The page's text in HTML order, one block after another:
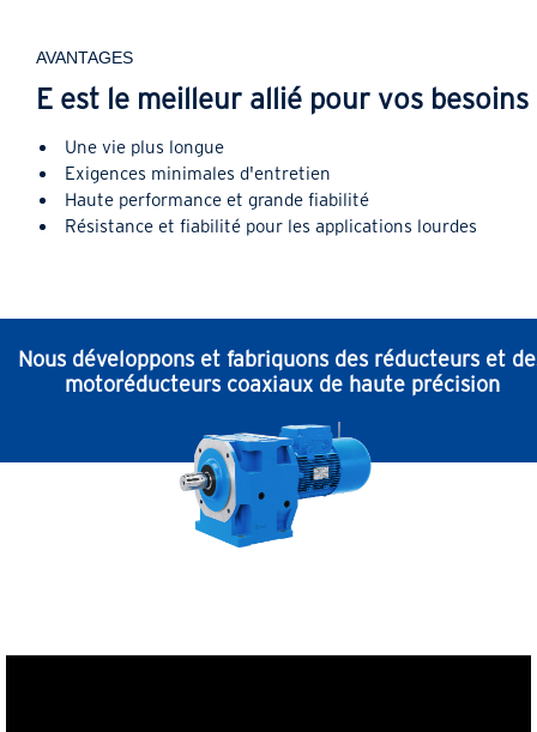
AVANTAGES
E est le meilleur allié pour vos besoins
Une vie plus longue
Exigences minimales d'entretien
Haute performance et grande fiabilité
Résistance et fiabilité pour les applications lourdes
Nous développons et fabriquons des réducteurs et
motoréducteurs coaxiaux de haute précision